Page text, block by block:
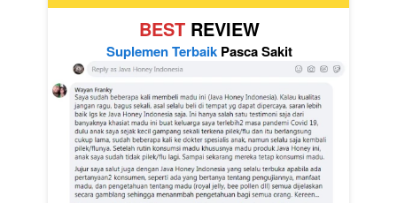
BEST REVIEW
Suplemen Terbaik Pasca Sakit